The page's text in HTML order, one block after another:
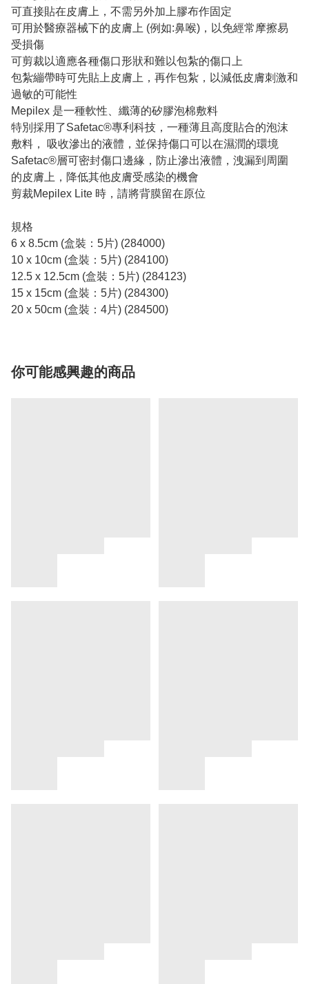
可直接貼在皮膚上，不需另外加上膠布作固定
可用於醫療器械下的皮膚上 (例如:鼻喉)，以免經常摩擦易
受損傷
可剪裁以適應各種傷口形狀和難以包紮的傷口上
包紮繃帶時可先貼上皮膚上，再作包紮，以減低皮膚刺激和
過敏的可能性
Mepilex 是一種軟性、纖薄的矽膠泡棉敷料
特別採用了Safetac®專利科技，一種薄且高度貼合的泡沫
敷料， 吸收滲出的液體，並保持傷口可以在濕潤的環境
Safetac®層可密封傷口邊緣，防止滲出液體，洩漏到周圍
的皮膚上，降低其他皮膚受感染的機會
剪裁Mepilex Lite 時，請將背膜留在原位
規格
6 x 8.5cm (盒裝：5片) (284000)
10 x 10cm (盒裝：5片) (284100)
12.5 x 12.5cm (盒裝：5片) (284123)
15 x 15cm (盒裝：5片) (284300)
20 x 50cm (盒裝：4片) (284500)
你可能感興趣的商品